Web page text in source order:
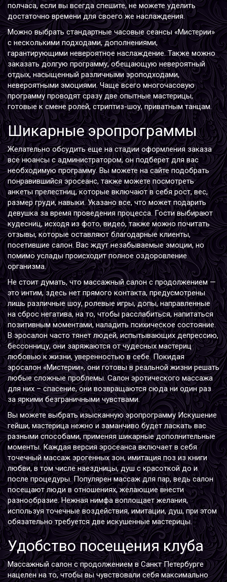
полчаса, если вы всегда спешите, не можете уделить
достаточно времени для своего же наслаждения.
Можно выбрать стандартные часовые сеансы «Мистерии»
с несколькими подходами, дополнениями,
гарантирующими невероятное наслаждение. Также можно
заказать долгую программу, обещающую невероятный
отдых, насыщенный различными эроподходами,
невероятными эмоциями. Чаще всего многочасовую
программу проводят сразу две опытные мастерицы,
готовые к смене ролей, стриптиз-шоу, приватным танцам.
Шикарные эропрограммы
Желательно обсудить еще на стадии оформления заказа
все нюансы с администратором, он подберет для вас
необходимую программу. Вы можете на сайте подобрать
понравившийся эросеанс, также можете посмотреть
анкеты прелестниц, которые включают в себя рост, вес,
размер груди, навыки. Указано все, что может подарить
девушка за время проведения процесса. Гости выбирают
кудесниц, исходя из фото, видео, также можно почитать
отзывы, которые оставляют благодарные клиенты,
посетившие салон. Вас ждут незабываемые эмоции, но
помимо услады происходит полное оздоровление
организма.
Не стоит думать, что массажный салон с продолжением —
это интим, здесь нет прямого контакта, предусмотрены
лишь различные шоу, ролевые игры, допы, направленные
на сброс негатива, на то, чтобы расслабиться, напитаться
позитивным моментами, наладить психическое состояние.
В эросалон часто тянет людей, испытывающих депрессию,
бессонницу, они заряжаются от чудесных мастериц
любовью к жизни, уверенностью в себе. Покидая
эросалон «Мистерии», они готовы в реальной жизни решать
любые сложные проблемы. Салон эротического массажа
для них – спасение, они возвращаются сюда ни один раз
за яркими безграничными чувствами.
Вы можете выбрать изысканную эропрограмму Искушение
гейши, мастерица нежно и заманчиво будет ласкать вас
разными способами, применяя шикарные дополнительные
моменты. Каждая версия эросеанса включает в себя
точечный массаж эрогенных зон, имитация поз из книги
любви, в том числе наездницы, душ с красоткой до и
после процедуры. Популярен массаж для пар, ведь салон
посещают люди в отношениях, желающие внести
разнообразие. Нежная нимфа воплощает желания,
используя точечные воздействия, имитации, душ, при этом
обязательно требуется две искушенные мастерицы.
Удобство посещения клуба
Массажный салон с продолжением в Санкт Петербурге
нацелен на то, чтобы вы чувствовали себя максимально